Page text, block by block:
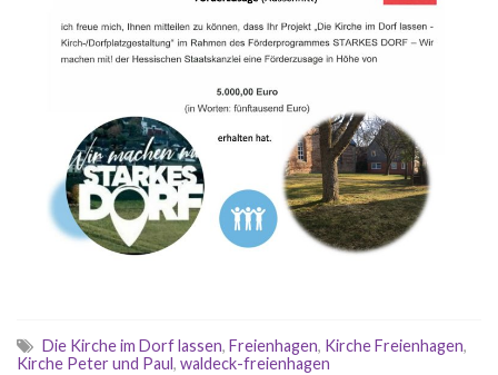
Die Kirche im Dorf lassen, Freienhagen, Kirche Freienhagen,
Kirche Peter und Paul, waldeck-freienhagen